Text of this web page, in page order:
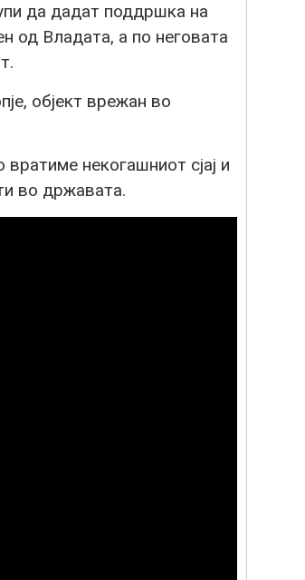
да дадат поддршка на
од Владата, а по неговата
објект врежан во
некогашниот сјај и
во државата.